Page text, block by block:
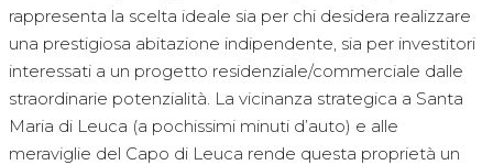
rappresenta la scelta ideale sia per chi desidera realizzare
una prestigiosa abitazione indipendente, sia per investitori
interessati a un progetto residenziale/commerciale dalle
straordinarie potenzialità. La vicinanza strategica a Santa
Maria di Leuca (a pochissimi minuti d’auto) e alle
meraviglie del Capo di Leuca rende questa proprietà un